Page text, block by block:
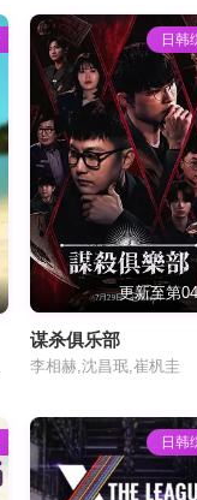
日韩
更新至第
谋杀俱乐部
李相赫,沈昌珉,崔杋圭
日韩